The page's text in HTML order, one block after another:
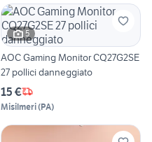
5
AOC Gaming Monitor CQ27G2SE
27 pollici danneggiato
15 €
Misilmeri(PA)